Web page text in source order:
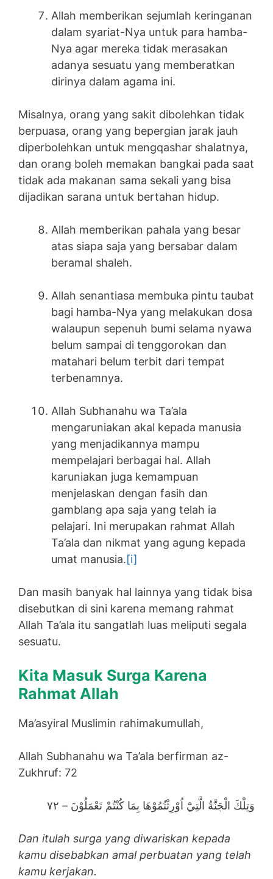
Allah memberikan sejumlah keringanan
dalam syariat-Nya untuk para hamba-
Nya agar mereka tidak merasakan
adanya sesuatu yang memberatkan
dirinya dalam agama ini.
Misalnya, orang yang sakit dibolehkan tidak
berpuasa, orang yang bepergian jarak jauh
diperbolehkan untuk mengqashar shalatnya,
dan orang boleh memakan bangkai pada saat
tidak ada makanan sama sekali yang bisa
dijadikan sarana untuk bertahan hidup.
Allah memberikan pahala yang besar
atas siapa saja yang bersabar dalam
beramal shaleh.
Allah senantiasa membuka pintu taubat
bagi hamba-Nya yang melakukan dosa
walaupun sepenuh bumi selama nyawa
belum sampai di tenggorokan dan
matahari belum terbit dari tempat
terbenamnya.
Allah Subhanahu wa Ta’ala
mengaruniakan akal kepada manusia
yang menjadikannya mampu
mempelajari berbagai hal. Allah
karuniakan juga kemampuan
menjelaskan dengan fasih dan
gamblang apa saja yang telah ia
pelajari. Ini merupakan rahmat Allah
Ta’ala dan nikmat yang agung kepada
umat manusia.[i]
Dan masih banyak hal lainnya yang tidak bisa
disebutkan di sini karena memang rahmat
Allah Ta’ala itu sangatlah luas meliputi segala
sesuatu.
Kita Masuk Surga Karena
Rahmat Allah
Ma’asyiral Muslimin rahimakumullah,
Allah Subhanahu wa Ta’ala berfirman az-
Zukhruf: 72
وَتِلْكَ الْجَنَّةُ الَّتِيْٓ اُوْرِثْتُمُوْهَا بِمَا كُنْتُمْ تَعْمَلُوْنَ – ٧٢
Dan itulah surga yang diwariskan kepada
kamu disebabkan amal perbuatan yang telah
kamu kerjakan.